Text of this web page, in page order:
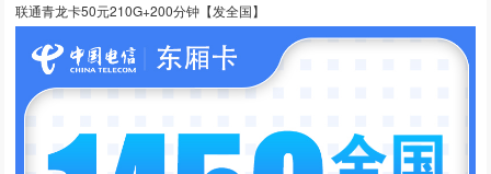
联通青龙卡50元210G+200分钟【发全国】